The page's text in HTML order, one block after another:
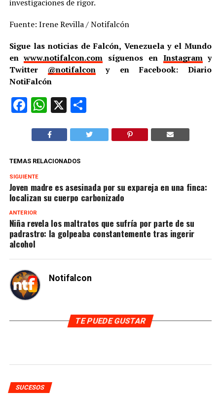
investigaciones de rigor.
Fuente: Irene Revilla / Notifalcón
Sigue las noticias de Falcón, Venezuela y el Mundo
enwww.notifalcon.com síguenos en Instagramy
Twitter @notifalcon y en Facebook: Diario
NotiFalcón
Facebook
WhatsApp
X Compartir
TEMAS RELACIONADOS
SIGUIENTE
Joven madre es asesinada por su expareja en una finca:
localizan su cuerpo carbonizado
ANTERIOR
Niña revela los maltratos que sufría por parte de su
padrastro: la golpeaba constantemente tras ingerir
alcohol
Notifalcon
TE PUEDE GUSTAR
SUCESOS